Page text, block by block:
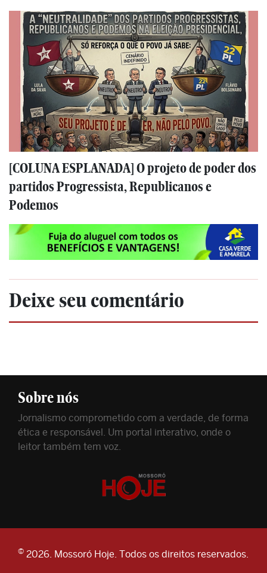
[COLUNA ESPLANADA] O projeto de poder dos
partidos Progressista, Republicanos e
Podemos
Deixe seu comentário
Sobre nós
Jornalismo comprometido com a verdade, de forma
ética e responsável. Um portal interativo, onde o
leitor também tem voz.
© 2026. Mossoró Hoje. Todos os direitos reservados.